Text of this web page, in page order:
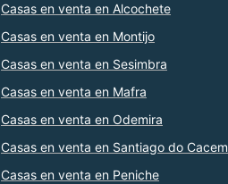
Casas en venta en Alcochete
Casas en venta en Montijo
Casas en venta en Sesimbra
Casas en venta en Mafra
Casas en venta en Odemira
Casas en venta en Santiago do Cacem
Casas en venta en Peniche